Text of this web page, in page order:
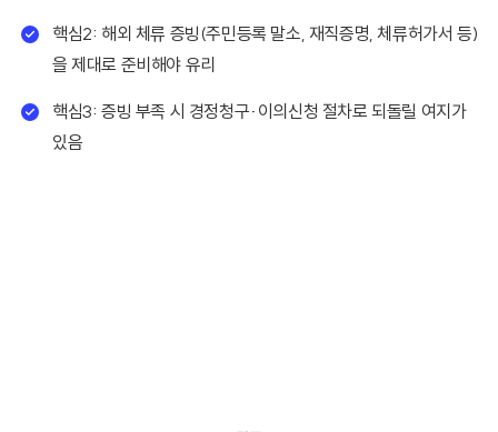
핵심2: 해외 체류 증빙(주민등록 말소, 재직증명, 체류허가서 등)
을 제대로 준비해야 유리
핵심3: 증빙 부족 시 경정청구·이의신청 절차로 되돌릴 여지가
있음